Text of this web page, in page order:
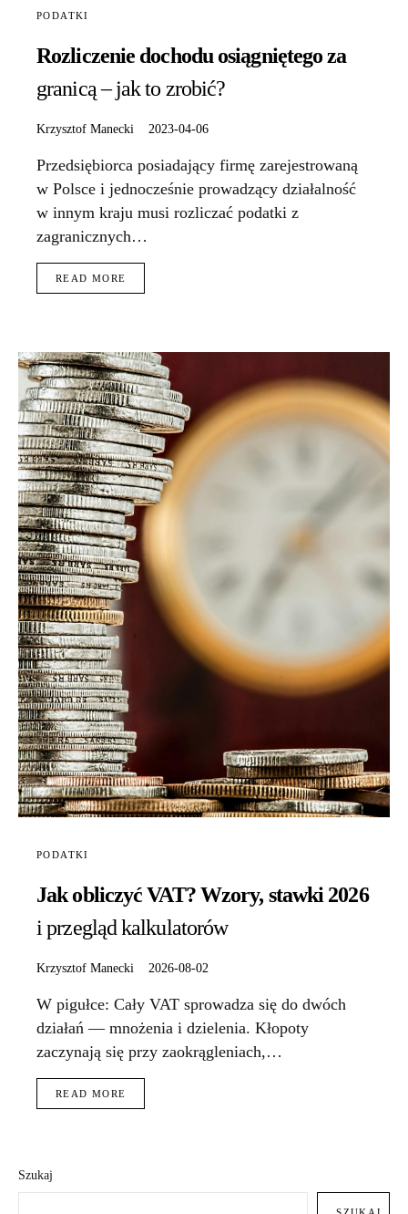
PODATKI
Rozliczenie dochodu osiągniętego za
granicą – jak to zrobić?
Krzysztof Manecki 2023-04-06
Przedsiębiorca posiadający firmę zarejestrowaną
w Polsce i jednocześnie prowadzący działalność
w innym kraju musi rozliczać podatki z
zagranicznych…
READ MORE
PODATKI
Jak obliczyć VAT? Wzory, stawki 2026
i przegląd kalkulatorów
Krzysztof Manecki 2026-08-02
W pigułce: Cały VAT sprowadza się do dwóch
działań — mnożenia i dzielenia. Kłopoty
zaczynają się przy zaokrągleniach,…
READ MORE
Szukaj